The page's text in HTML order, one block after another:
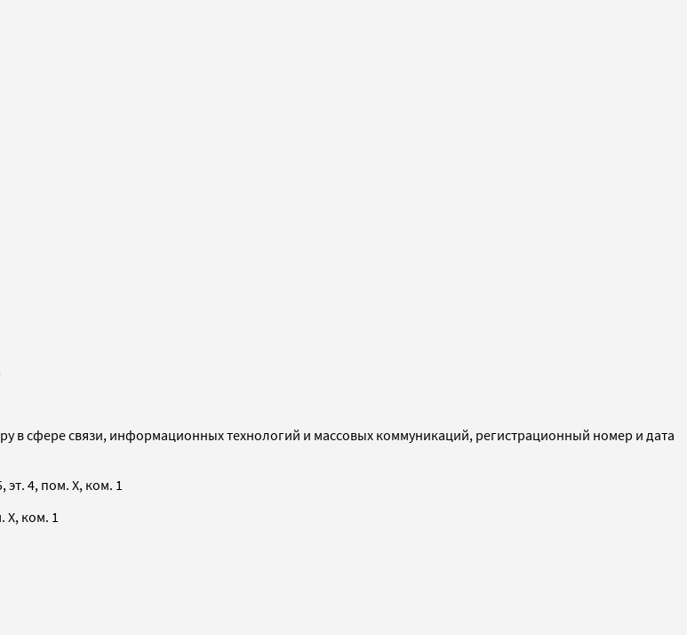
в сфере связи, информационных технологий и массовых коммуникаций, регистрационный номер и дата
4, пом. X, ком. 1
X, ком. 1